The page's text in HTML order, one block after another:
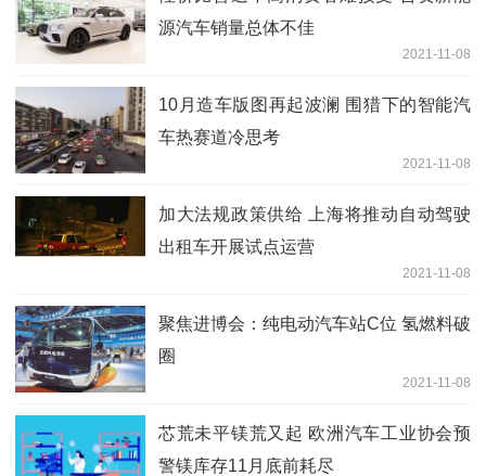
源汽车销量总体不佳
2021-11-08
10月造车版图再起波澜 围猎下的智能汽
车热赛道冷思考
2021-11-08
加大法规政策供给 上海将推动自动驾驶
出租车开展试点运营
2021-11-08
聚焦进博会：纯电动汽车站C位 氢燃料破
圈
2021-11-08
芯荒未平镁荒又起 欧洲汽车工业协会预
警镁库存11月底前耗尽